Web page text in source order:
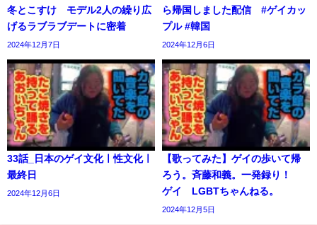
冬とこすけ モデル2人の繰り広
げるラブラブデートに密着
2024年12月7日
ら帰国しました配信 #ゲイカッ
プル #韓国
2024年12月6日
33話_日本のゲイ文化ㅣ性文化ㅣ
最終日
2024年12月6日
【歌ってみた】ゲイの歩いて帰
ろう。斉藤和義。一発録り！
ゲイ LGBTちゃんねる。
2024年12月5日